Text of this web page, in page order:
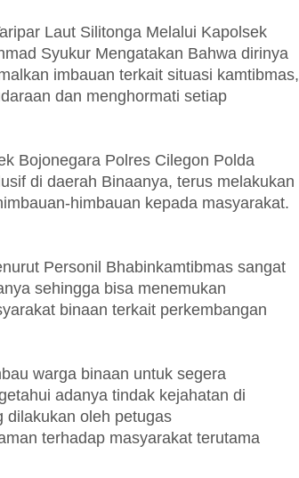
Laut Silitonga Melalui Kapolsek
Syukur Mengatakan Bahwa dirinya
imbauan terkait situasi kamtibmas,
dan menghormati setiap
Bojonegara Polres Cilegon Polda
di daerah Binaanya, terus melakukan
himbauan kepada masyarakat.
Personil Bhabinkamtibmas sangat
sehingga bisa menemukan
binaan terkait perkembangan
warga binaan untuk segera
adanya tindak kejahatan di
dilakukan oleh petugas
terhadap masyarakat terutama